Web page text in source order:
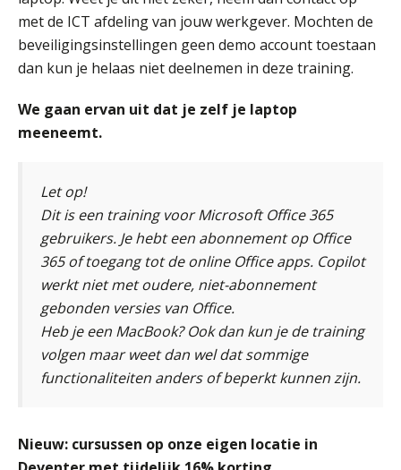
met de ICT afdeling van jouw werkgever. Mochten de
beveiligingsinstellingen geen demo account toestaan
dan kun je helaas niet deelnemen in deze training.
We gaan ervan uit dat je zelf je laptop
meeneemt.
Let op!
Dit is een training voor Microsoft Office 365
gebruikers. Je hebt een abonnement op Office
365 of toegang tot de online Office apps. Copilot
werkt niet met oudere, niet-abonnement
gebonden versies van Office.
Heb je een MacBook? Ook dan kun je de training
volgen maar weet dan wel dat sommige
functionaliteiten anders of beperkt kunnen zijn.
Nieuw: cursussen op onze eigen locatie in